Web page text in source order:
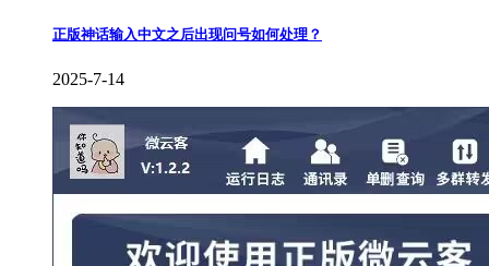
正版神话输入中文之后出现问号如何处理？
2025-7-14